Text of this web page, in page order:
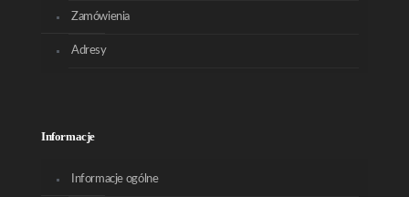
Zamówienia
Adresy
Informacje
Informacje ogólne